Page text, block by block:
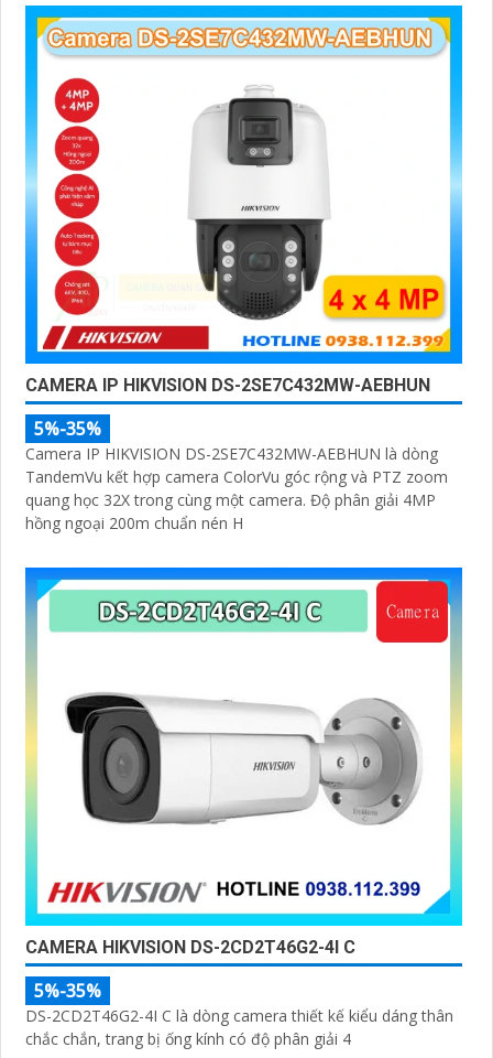
CAMERA IP HIKVISION DS-2SE7C432MW-AEBHUN
5%-35%
Camera IP HIKVISION DS-2SE7C432MW-AEBHUN là dòng
TandemVu kết hợp camera ColorVu góc rộng và PTZ zoom
quang học 32X trong cùng một camera. Độ phân giải 4MP
hồng ngoại 200m chuẩn nén H
CAMERA HIKVISION DS-2CD2T46G2-4I C
5%-35%
DS-2CD2T46G2-4I C là dòng camera thiết kế kiểu dáng thân
chắc chắn, trang bị ống kính có độ phân giải 4